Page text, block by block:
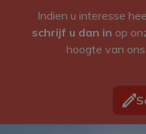
Indien u interesse
schrijf u dan in op
hoogte van ons